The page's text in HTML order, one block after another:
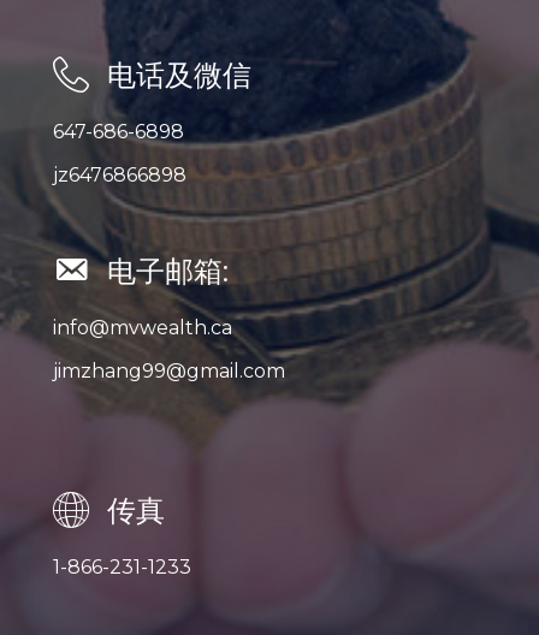
电话及微信
647-686-6898
jz6476866898
电子邮箱:
info@mvwealth.ca
jimzhang99@gmail.com
传真
1-866-231-1233